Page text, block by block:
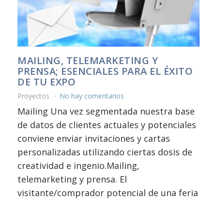
MAILING, TELEMARKETING Y
PRENSA; ESENCIALES PARA EL ÉXITO
DE TU EXPO
Proyectos No hay comentarios
Mailing Una vez segmentada nuestra base
de datos de clientes actuales y potenciales
conviene enviar invitaciones y cartas
personalizadas utilizando ciertas dosis de
creatividad e ingenio.Mailing,
telemarketing y prensa. El
visitante/comprador potencial de una feria